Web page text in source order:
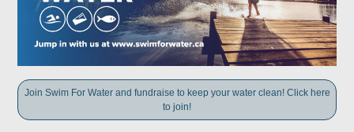
Join Swim For Water and fundraise to keep your water clean! Click here
to join!